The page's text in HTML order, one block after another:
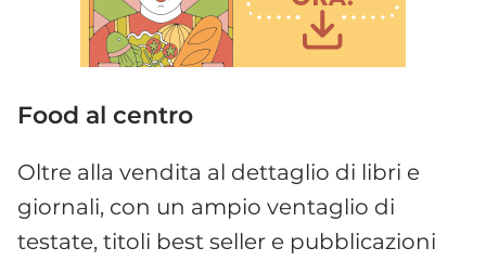
Food al centro
Oltre alla vendita al dettaglio di libri e
giornali, con un ampio ventaglio di
testate, titoli best seller e pubblicazioni